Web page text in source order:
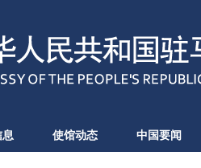
息 使馆动态 中国要闻